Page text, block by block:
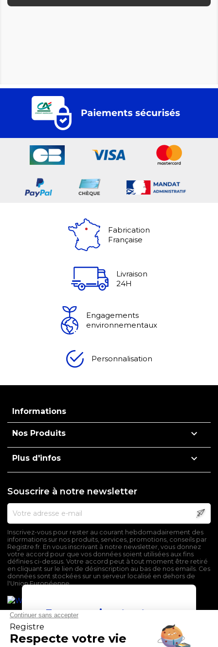
Fabrication
Française
Livraison
24H
Engagements
environnementaux
Personnalisation
Informations
Nos Produits 
Plus d'infos 
Souscrire à notre newsletter
Inscrivez-vous pour rester au courant hebdomadairement des
informations sur nos produits, services, promotions, conseils par
Registre.fr. En vous inscrivant à notre newsletter, vous donnez
votre accord pour que vos données soient utilisées aux fins
définies ci-dessus. Votre accord peut à tout moment être retiré
en cliquant sur le lien de désinscription au bas de nos emails. Ces
données sont stockées sur un serveur localisé en dehors de
l'Union Européenne.
En poursuivant votre
navigation sur ce site,
vous devez accepter
l’utilisation et l'écriture